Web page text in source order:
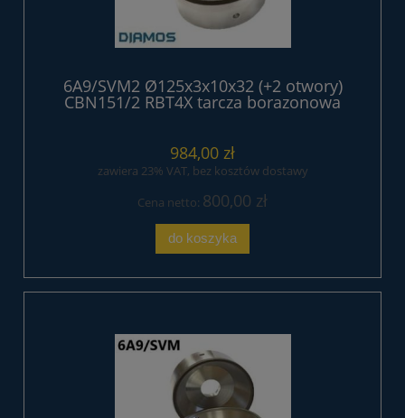
6A9/SVM2 Ø125x3x10x32 (+2 otwory)
CBN151/2 RBT4X tarcza borazonowa
984,00 zł
zawiera 23% VAT, bez kosztów dostawy
Cena netto: 800,00 zł
do koszyka